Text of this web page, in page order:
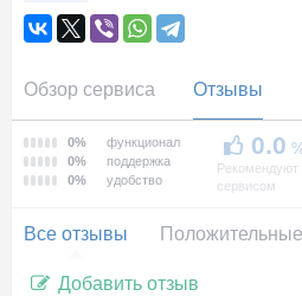
Обзор сервиса Отзывы
0%
функционал
0%
поддержка
0%
удобство
0.0
Рекомендуют
сервисом
Все отзывы Положительные
Добавить отзыв